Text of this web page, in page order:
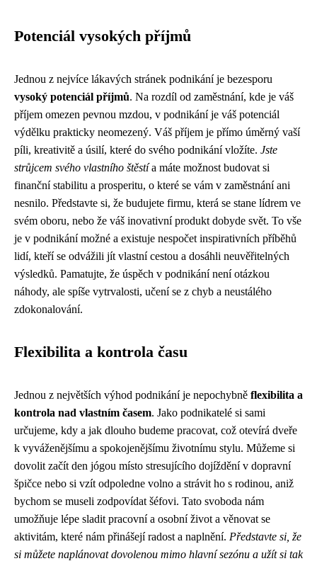
Potenciál vysokých příjmů
Jednou z nejvíce lákavých stránek podnikání je bezesporu
vysoký potenciál příjmů. Na rozdíl od zaměstnání, kde je váš
příjem omezen pevnou mzdou, v podnikání je váš potenciál
výdělku prakticky neomezený. Váš příjem je přímo úměrný vaší
píli, kreativitě a úsilí, které do svého podnikání vložíte. Jste
strůjcem svého vlastního štěstía máte možnost budovat si
finanční stabilitu a prosperitu, o které se vám v zaměstnání ani
nesnilo. Představte si, že budujete firmu, která se stane lídrem ve
svém oboru, nebo že váš inovativní produkt dobyde svět. To vše
je v podnikání možné a existuje nespočet inspirativních příběhů
lidí, kteří se odvážili jít vlastní cestou a dosáhli neuvěřitelných
výsledků. Pamatujte, že úspěch v podnikání není otázkou
náhody, ale spíše vytrvalosti, učení se z chyb a neustálého
zdokonalování.
Flexibilita a kontrola času
Jednou z největších výhod podnikání je nepochybně flexibilita a
kontrola nad vlastním časem. Jako podnikatelé si sami
určujeme, kdy a jak dlouho budeme pracovat, což otevírá dveře
k vyváženějšímu a spokojenějšímu životnímu stylu. Můžeme si
dovolit začít den jógou místo stresujícího dojíždění v dopravní
špičce nebo si vzít odpoledne volno a strávit ho s rodinou, aniž
bychom se museli zodpovídat šéfovi. Tato svoboda nám
umožňuje lépe sladit pracovní a osobní život a věnovat se
aktivitám, které nám přinášejí radost a naplnění. Představte si, že
si můžete naplánovat dovolenou mimo hlavní sezónu a užít si tak